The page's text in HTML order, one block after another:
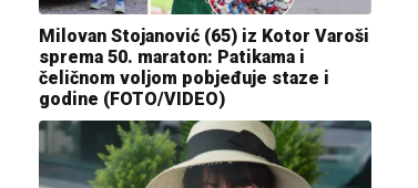
Milovan Stojanović (65) iz Kotor Varoši
sprema 50. maraton: Patikama i
čeličnom voljom pobjeđuje staze i
godine (FOTO/VIDEO)